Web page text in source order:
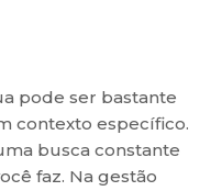
pode ser bastante
contexto específico.
busca constante
faz. Na gestão